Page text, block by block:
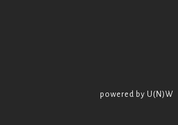
powered by U(N)W